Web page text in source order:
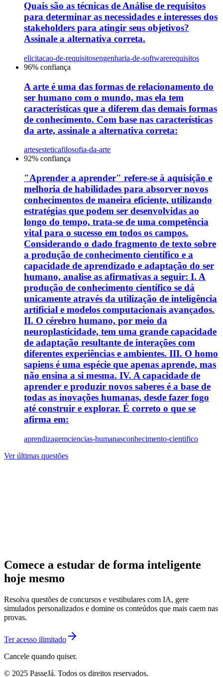
Quais são as técnicas de Análise de requisitos
para determinar as necessidades e interesses dos
stakeholders para atingir seus objetivos?
Assinale a alternativa correta.
elicitacao-de-requisitosengenharia-de-softwarerequisitos
96% confiança
A arte é uma das formas de relacionamento do
ser humano com o mundo, mas ela tem
características que a diferem das demais formas
de conhecimento. Com base nas características
da arte, assinale a alternativa correta:
artesesteticafilosofia-da-arte
92% confiança
"Aprender a aprender" refere-se à aquisição e
melhoria de habilidades para absorver novos
conhecimentos de maneira eficiente, utilizando
estratégias que podem ser desenvolvidas ao
longo do tempo, trata-se de uma competência
vital para o sucesso em todos os campos.
Considerando o dado fragmento de texto sobre
a produção de conhecimento científico e a
capacidade de aprendizado e adaptação do ser
humano, analise as afirmativas a seguir: I. A
produção de conhecimento científico se dá
unicamente através da utilização de inteligência
artificial e modelos computacionais avançados.
II. O cérebro humano, por meio da
neuroplasticidade, tem uma grande capacidade
de adaptação resultante de interações com
diferentes experiências e ambientes. III. O homo
sapiens é uma espécie que apenas aprende, mas
não ensina a si mesma. IV. A capacidade de
aprender e produzir novos saberes é a base de
todas as inovações humanas, desde fazer fogo
até construir e explorar. É correto o que se
afirma em:
aprendizagemciencias-humanasconhecimento-cientifico
Ver últimas questões
Comece a estudar de forma inteligente
hoje mesmo
Resolva questões de concursos e vestibulares com IA, gere
simulados personalizados e domine os conteúdos que mais caem nas
provas.
Ter acesso ilimitado
Cancele quando quiser.
© 2025 PasseJá. Todos os direitos reservados.